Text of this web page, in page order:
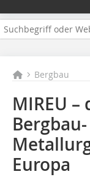
Bergbau
MIREU
Europa